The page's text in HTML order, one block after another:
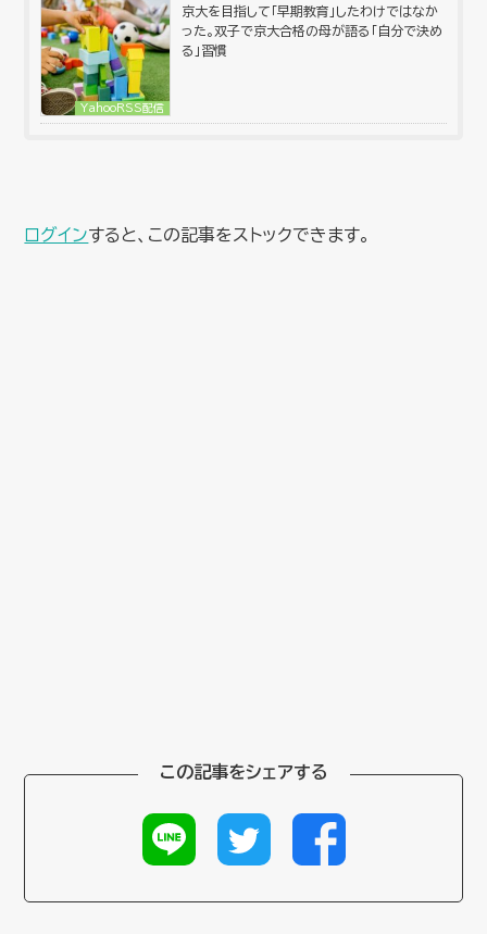
YahooRSS配信
京大を目指して「早期教育」したわけではなか
った。双子で京大合格の母が語る「自分で決め
る」習慣
ログインすると、この記事をストックできます。
この記事をシェアする